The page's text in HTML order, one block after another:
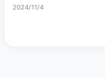
2024/11/4